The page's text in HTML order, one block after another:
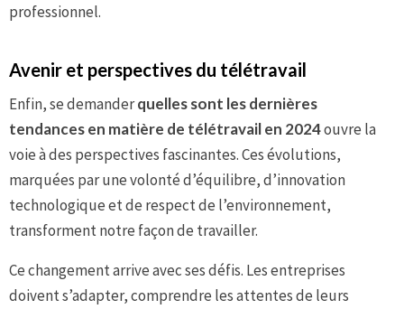
professionnel.
Avenir et perspectives du télétravail
Enfin, se demanderquelles sont les dernières
tendances en matière de télétravail en 2024ouvre la
voie à des perspectives fascinantes. Ces évolutions,
marquées par une volonté d’équilibre, d’innovation
technologique et de respect de l’environnement,
transforment notre façon de travailler.
Ce changement arrive avec ses défis. Les entreprises
doivent s’adapter, comprendre les attentes de leurs